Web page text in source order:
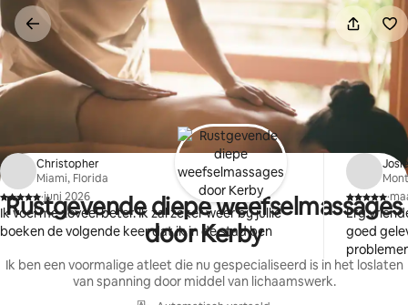
Ga
direct
naar
inhoud
Rustgevende diepe weefselmassages
door Kerby
Ik ben een voormalige atleet die nu gespecialiseerd is in het loslaten
van spanning door middel van lichaamswerk.
Christopher
Miami, Florida
,
·juni 2026
Ik voel me zoveel beter. Ik zal zeker weer bij jullie
boeken de volgende keer dat ik in de stad ben
,
·
Erg
goed